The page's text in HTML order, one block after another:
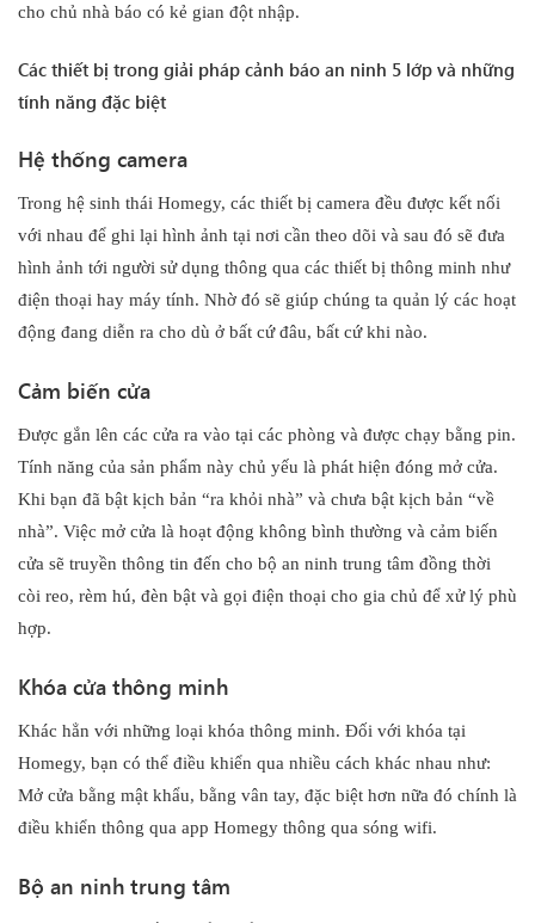
cho chủ nhà báo có kẻ gian đột nhập.
Các thiết bị trong giải pháp cảnh báo an ninh 5 lớp và những
tính năng đặc biệt
Hệ thống camera
Trong hệ sinh thái Homegy, các thiết bị camera đều được kết nối
với nhau để ghi lại hình ảnh tại nơi cần theo dõi và sau đó sẽ đưa
hình ảnh tới người sử dụng thông qua các thiết bị thông minh như
điện thoại hay máy tính. Nhờ đó sẽ giúp chúng ta quản lý các hoạt
động đang diễn ra cho dù ở bất cứ đâu, bất cứ khi nào.
Cảm biến cửa
Được gắn lên các cửa ra vào tại các phòng và được chạy bằng pin.
Tính năng của sản phẩm này chủ yếu là phát hiện đóng mở cửa.
Khi bạn đã bật kịch bản “ra khỏi nhà” và chưa bật kịch bản “về
nhà”. Việc mở cửa là hoạt động không bình thường và cảm biến
cửa sẽ truyền thông tin đến cho bộ an ninh trung tâm đồng thời
còi reo, rèm hú, đèn bật và gọi điện thoại cho gia chủ để xử lý phù
hợp.
Khóa cửa thông minh
Khác hẳn với những loại khóa thông minh. Đối với khóa tại
Homegy, bạn có thể điều khiển qua nhiều cách khác nhau như:
Mở cửa bằng mật khẩu, bằng vân tay, đặc biệt hơn nữa đó chính là
điều khiển thông qua app Homegy thông qua sóng wifi.
Bộ an ninh trung tâm